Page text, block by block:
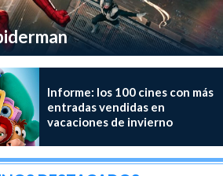
Informe: los 100 cines con más
entradas vendidas en
vacaciones de invierno